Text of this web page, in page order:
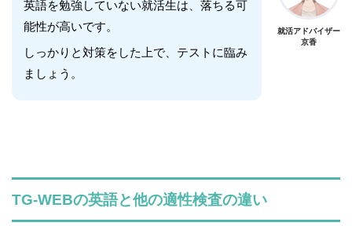
英語を勉強していない就活生は、落ちる可
能性が高いです。
しっかりと対策をした上で、テストに臨み
ましょう。
就活アドバイザー
京香
TG-WEBの英語と他の適性検査の違い